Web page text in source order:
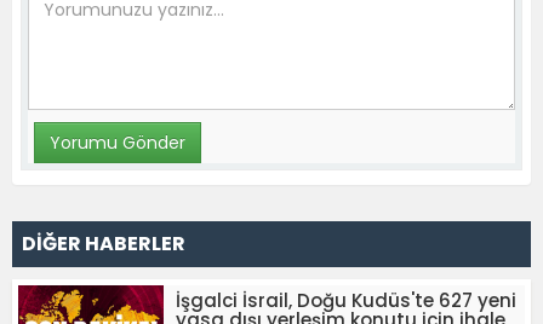
DİĞER HABERLER
İşgalci İsrail, Doğu Kudüs'te 627 yeni